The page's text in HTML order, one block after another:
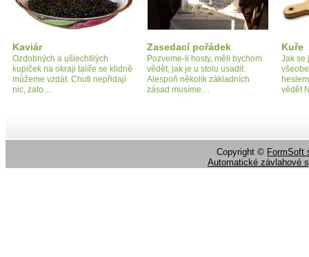
Kaviár
Ozdobných a ušlechtilých
kupiček na okraji talíře se klidně
můžeme vzdát. Chuti nepřidají
nic, zato…
Zasedací pořádek
Pozveme-li hosty, měli bychom
vědět, jak je u stolu usadit.
Alespoň několik základních
zásad musíme…
Kuře
Jak se
vědět
Copyright © FormSoft
Automatické závlahové